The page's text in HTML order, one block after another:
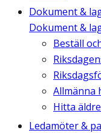
Dokument &
Dokument &
Beställ
Allmänna
Hitta
Ledamöter &